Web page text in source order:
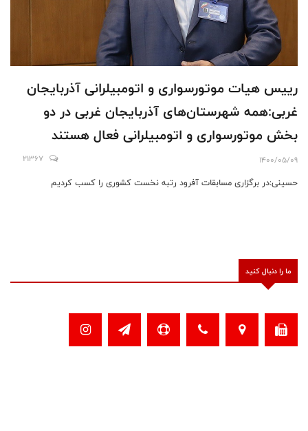
رییس هیات موتورسواری و اتومبیلرانی آذربایجان
غربی:همه شهرستان‌های آذربایجان غربی در دو
بخش موتورسواری و اتومبیلرانی فعال هستند
1400/05/09
21367
حسینی:در برگزاری مسابقات آفرود رتبه نخست کشوری را کسب کردیم
ما را دنبال کنید